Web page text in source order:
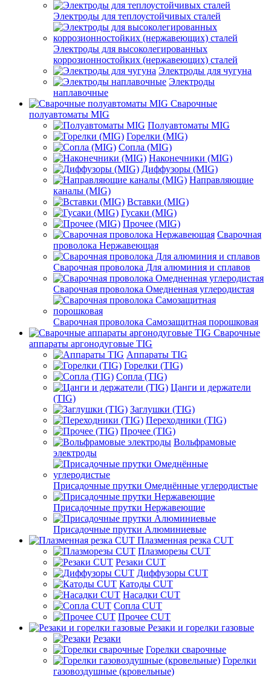
Электроды для теплоустойчивых сталей
Электроды для высоколегированных
коррозионностойких (нержавеющих) сталей
Электроды для чугуна
Электроды
наплавочные
Сварочные
полуавтоматы MIG
Полуавтоматы MIG
Горелки (MIG)
Сопла (MIG)
Наконечники (MIG)
Диффузоры (MIG)
Направляющие
каналы (MIG)
Вставки (MIG)
Гусаки (MIG)
Прочее (MIG)
Сварочная
проволока Нержавеющая
Сварочная проволока Для алюминия и сплавов
Сварочная проволока Омедненная углеродистая
Сварочная проволока Самозащитная порошковая
Сварочные
аппараты аргонодуговые TIG
Аппараты TIG
Горелки (TIG)
Сопла (TIG)
Цанги и держатели
(TIG)
Заглушки (TIG)
Переходники (TIG)
Прочее (TIG)
Вольфрамовые
электроды
Присадочные прутки Омеднённые углеродистые
Присадочные прутки Нержавеющие
Присадочные прутки Алюминиевые
Плазменная резка CUT
Плазморезы CUT
Резаки CUT
Диффузоры CUT
Катоды CUT
Насадки CUT
Сопла CUT
Прочее CUT
Резаки и горелки газовые
Резаки
Горелки сварочные
Горелки
газовоздушные (кровельные)